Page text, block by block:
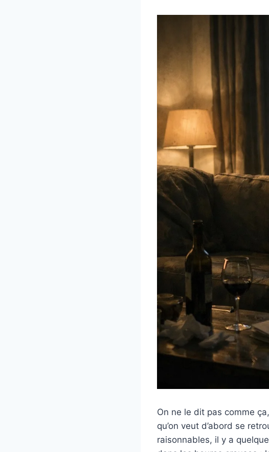
On ne le dit pas comme
qu’on veut d’abord se
raisonnables, il y a